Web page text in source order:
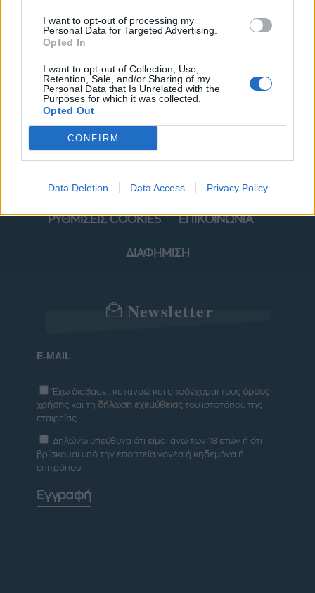
I want to opt-out of processing my
Personal Data for Targeted Advertising.
Opted In
I want to opt-out of Collection, Use,
Retention, Sale, and/or Sharing of my
Personal Data that Is Unrelated with the
Purposes for which it was collected.
Opted Out
CONFIRM
Data Deletion Data Access Privacy Policy
POWER TO INSPIRE WELL BEING
ΣΠΙΤΙ JUICY BLOGS
ΟΡΟΙ ΧΡΗΣΗΣ ΔΗΛΩΣΗ ΕΧΕΜΥΘΕΙΑΣ
ΡΥΘΜΙΣΕΙΣ COOKIES ΕΠΙΚΟΙΝΩΝΙΑ
ΔΙΑΦΗΜΙΣΗ
Newsletter
Έχω διαβάσει, κατανοώ και αποδέχομαι τους όρους
χρήσης και τη δήλωση εχεμύθειας του ιστοτόπου της
εταιρείας
Δηλώνω υπεύθυνα ότι είμαι άνω των 18 ετών ή ότι
βρίσκομαι υπό την εποπτεία γονέα ή κηδεμόνα ή
επιτρόπου
Εγγραφή